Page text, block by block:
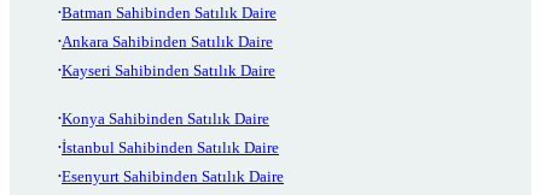
Batman Sahibinden Satılık Daire
Ankara Sahibinden Satılık Daire
Kayseri Sahibinden Satılık Daire
Konya Sahibinden Satılık Daire
İstanbul Sahibinden Satılık Daire
Esenyurt Sahibinden Satılık Daire